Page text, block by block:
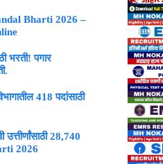
Bharti 2026 –
भरती! पगार
418 पदांसाठी
28,740
2026